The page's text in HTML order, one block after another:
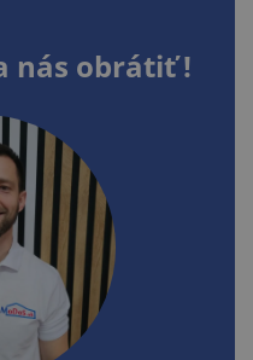
nás obrátiť !